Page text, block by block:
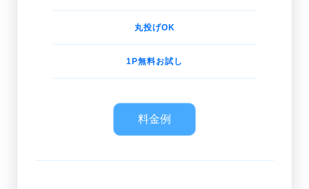
丸投げOK
1P無料お試し
料金例